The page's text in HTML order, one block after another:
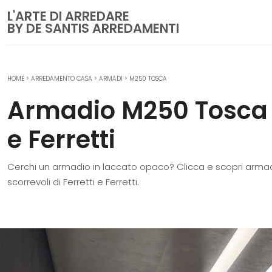
L'ARTE DI ARREDARE
BY DE SANTIS ARREDAMENTI
CUCINE
Cucine Moderne
Cucine Classiche
Cucine su misura
ZONA GIORNO
Salotti
HOME > ARREDAMENTO CASA > ARMADI > M250 TOSCA
Armadio M250
e Ferretti
Cerchi un armadio in laccato opaco? Clicca e scopri
scorrevoli di Ferretti e Ferretti.